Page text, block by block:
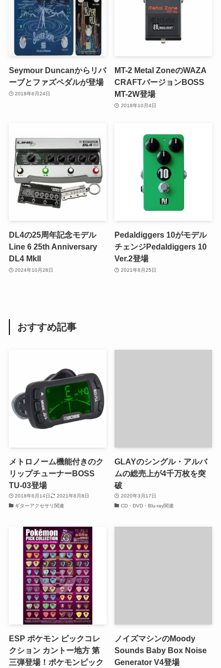
Seymour Duncanからリバ
ーブとファズペダルが登場
2018年6月24日
MT-2 Metal ZoneのWAZA
CRAFTバージョンBOSS
MT-2W登場
2018年10月4日
DL4の25周年記念モデル
Line 6 25th Anniversary
DL4 MkII
2024年10月28日
Pedaldiggers 10がモデル
チェンジPedaldiggers 10
Ver.2登場
2021年8月25日
おすすめ記事
メトロノーム機能付きのク
リップチューナーBOSS
TU-03登場
2018年6月14日
2021年8月8日
ギターアクセサリ関連
GLAYのシングル・アルバ
ムの総売上が4千万枚を突
破
2020年3月17日
CD・DVD・Blu-ray関連
ESP ポケモン ピックコレ
クション カントー地方 第
三弾登場！ポケモンピック
ノイズマシンのMoody
Sounds Baby Box Noise
Generator V4登場